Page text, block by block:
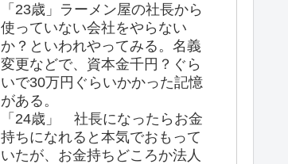
「23歳」ラーメン屋の社長から
使っていない会社をやらない
か？といわれやってみる。名義
変更などで、資本金千円？ぐら
いで30万円ぐらいかかった記憶
がある。
「24歳」 社長になったらお金
持ちになれると本気でおもって
いたが、お金持ちどころか法人